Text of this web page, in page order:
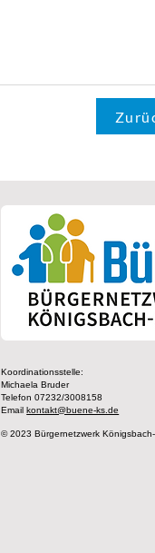
Koordinationsstelle:
Michaela Bruder
Telefon 07232/3008158
Email kontakt@buene-ks.de
© 2023 Bürgernetzwerk